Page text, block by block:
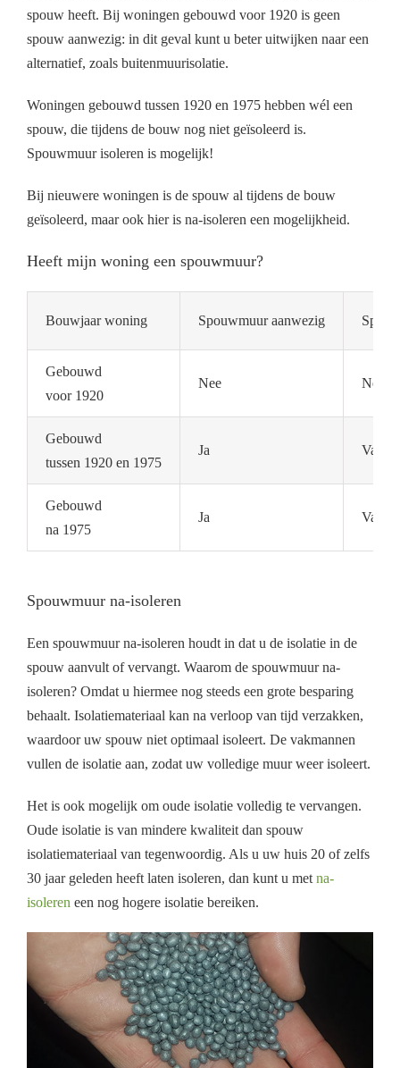
spouw heeft. Bij woningen gebouwd voor 1920 is geen
spouw aanwezig: in dit geval kunt u beter uitwijken naar een
alternatief, zoals buitenmuurisolatie.
Woningen gebouwd tussen 1920 en 1975 hebben wél een
spouw, die tijdens de bouw nog niet geïsoleerd is.
Spouwmuur isoleren is mogelijk!
Bij nieuwere woningen is de spouw al tijdens de bouw
geïsoleerd, maar ook hier is na-isoleren een mogelijkheid.
Heeft mijn woning een spouwmuur?
Bouwjaar woning Spouwmuur aanwezig
Gebouwd
voor 1920
Nee Nee
Gebouwd
tussen 1920 en 1975
Ja Vaak
Gebouwd
na 1975
Ja Vaak
Spouwmuur na-isoleren
Een spouwmuur na-isoleren houdt in dat u de isolatie in de
spouw aanvult of vervangt. Waarom de spouwmuur na-
isoleren? Omdat u hiermee nog steeds een grote besparing
behaalt. Isolatiemateriaal kan na verloop van tijd verzakken,
waardoor uw spouw niet optimaal isoleert. De vakmannen
vullen de isolatie aan, zodat uw volledige muur weer isoleert.
Het is ook mogelijk om oude isolatie volledig te vervangen.
Oude isolatie is van mindere kwaliteit dan spouw
isolatiemateriaal van tegenwoordig. Als u uw huis 20 of zelfs
30 jaar geleden heeft laten isoleren, dan kunt u met na-
isoleren een nog hogere isolatie bereiken.